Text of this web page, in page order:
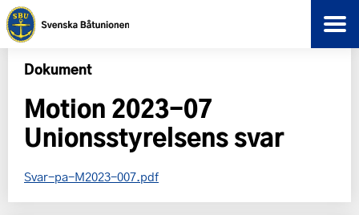
Dokument
Motion 2023-07
Unionsstyrelsens svar
Svar-pa-M2023-007.pdf